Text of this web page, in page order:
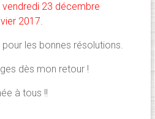
vendredi 23 décembre
er 2017.
les bonnes résolutions.
dès mon retour !
à tous !!